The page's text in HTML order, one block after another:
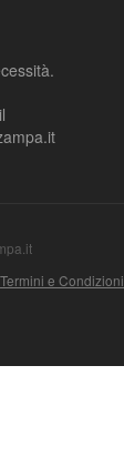
Termini e Condizioni